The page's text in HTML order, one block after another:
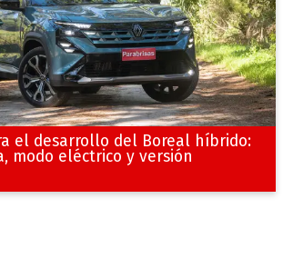
el desarrollo del Boreal híbrido:
modo eléctrico y versión